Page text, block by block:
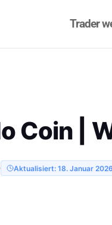
Trader
Coin |
Aktualisiert: 18. Januar